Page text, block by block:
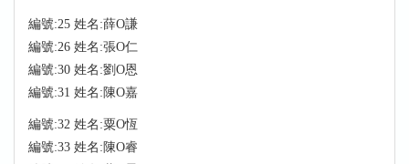
編號:25 姓名:薛O謙
編號:26 姓名:張O仁
編號:30 姓名:劉O恩
編號:31 姓名:陳O嘉
編號:32 姓名:粟O恆
編號:33 姓名:陳O睿